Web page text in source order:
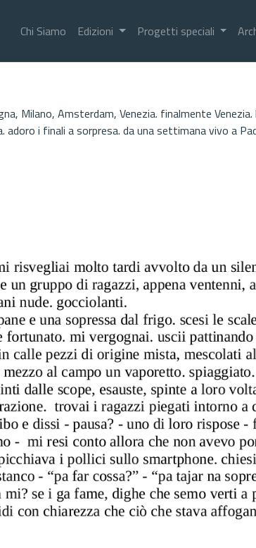
Chi Siamo Edizioni Progetti speciali
Milano, Amsterdam, Venezia. finalmente
adoro i finali a sorpresa. da una settimana vivo a